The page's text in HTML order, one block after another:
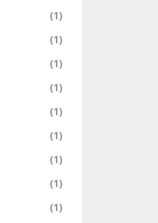
(1)
(1)
(1)
(1)
(1)
(1)
(1)
(1)
(1)